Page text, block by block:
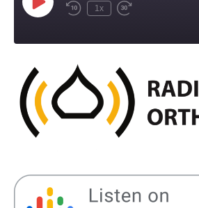
Play
EpisodeRewind
1x
Fast
seconds
RSS FEED
SHARE
LINK
EMBED